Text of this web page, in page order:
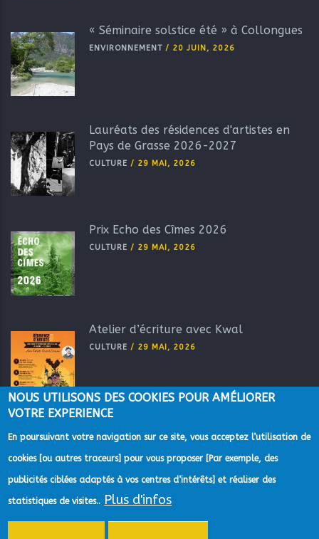
« Séminaire solstice été » à Collongues
ENVIRONNEMENT / 20 JUIN, 2026
Lauréats des résidences d'artistes en
Pays de Grasse 2026-2027
CULTURE / 29 MAI, 2026
Prix Echo des Cîmes 2026
CULTURE / 29 MAI, 2026
Atelier d’écriture avec Kwal
CULTURE / 29 MAI, 2026
©2022 Direction de la Communication de la Communauté
d'Agglomération du Pays de Grasse -Mentions Légales
NOUS UTILISONS DES COOKIES POUR AMÉLIORER
VOTRE EXPERIENCE
En poursuivant votre navigation sur ce site, vous acceptez l’utilisation de
cookies [ou autres traceurs] pour vous proposer [Par exemple, des
publicités ciblées adaptés à vos centres d’intérêts] et réaliser des
statistiques de visites.. Plus d'infos